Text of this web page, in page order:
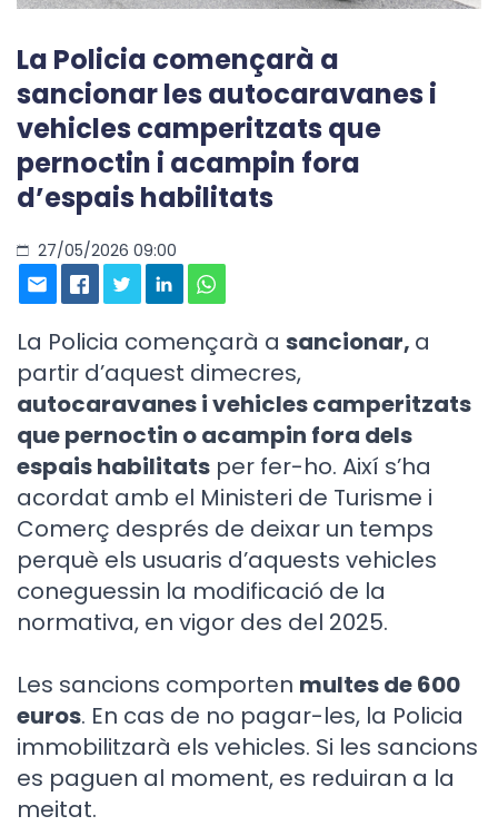
La Policia començarà a
sancionar les autocaravanes i
vehicles camperitzats que
pernoctin i acampin fora
d’espais habilitats
27/05/2026 09:00
La Policia començarà a sancionar, a
partir d’aquest dimecres,
autocaravanes i vehicles camperitzats
que pernoctin o acampin fora dels
espais habilitats per fer-ho. Així s’ha
acordat amb el Ministeri de Turisme i
Comerç després de deixar un temps
perquè els usuaris d’aquests vehicles
coneguessin la modificació de la
normativa, en vigor des del 2025.
Les sancions comporten multes de 600
euros. En cas de no pagar-les, la Policia
immobilitzarà els vehicles. Si les sancions
es paguen al moment, es reduiran a la
meitat.